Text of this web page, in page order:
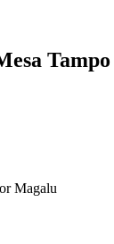
Magalu